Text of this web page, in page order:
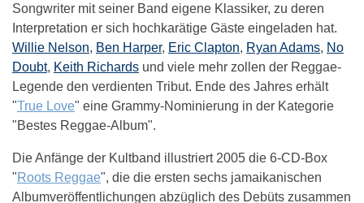
Songwriter mit seiner Band eigene Klassiker, zu deren
Interpretation er sich hochkarätige Gäste eingeladen hat.
Willie Nelson, Ben Harper, Eric Clapton, Ryan Adams, No
Doubt, Keith Richards und viele mehr zollen der Reggae-
Legende den verdienten Tribut. Ende des Jahres erhält
"True Love" eine Grammy-Nominierung in der Kategorie
"Bestes Reggae-Album".
Die Anfänge der Kultband illustriert 2005 die 6-CD-Box
"Roots Reggae", die die ersten sechs jamaikanischen
Albumveröffentlichungen abzüglich des Debüts zusammen